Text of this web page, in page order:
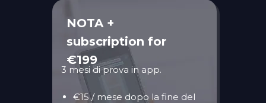
3 mesi di prova in app.
€15 / mese dopo la fine del
NOTA +
subscription for
€199